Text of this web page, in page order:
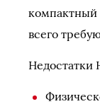
компактный
всего
Недостатки